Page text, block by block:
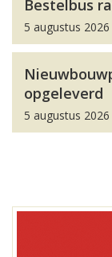
Bestelbus
5 augustus 2026
opgeleverd
5 augustus 2026